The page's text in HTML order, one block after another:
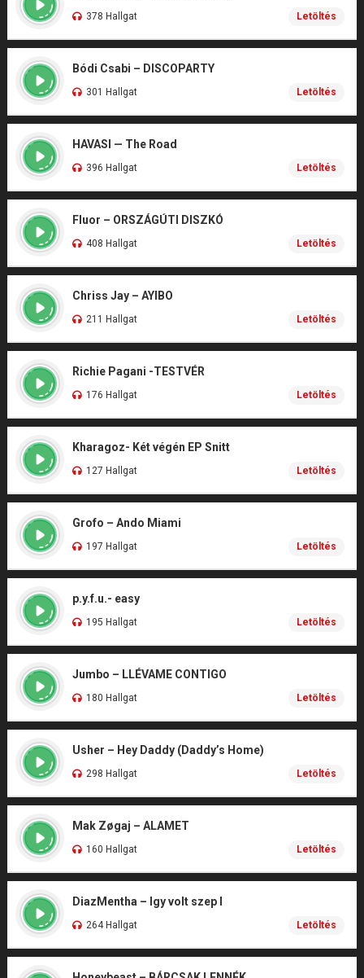
378 Hallgat Letöltés
Bódi Csabi – DISCOPARTY
301 Hallgat Letöltés
HAVASI — The Road
396 Hallgat Letöltés
Fluor – ORSZÁGÚTI DISZKÓ
408 Hallgat Letöltés
Chriss Jay – AYIBO
211 Hallgat Letöltés
Richie Pagani -TESTVÉR
176 Hallgat Letöltés
Kharagoz- Két végén EP Snitt
127 Hallgat Letöltés
Grofo – Ando Miami
197 Hallgat Letöltés
p.y.f.u.- easy
195 Hallgat Letöltés
Jumbo – LLÉVAME CONTIGO
180 Hallgat Letöltés
Usher – Hey Daddy (Daddy’s Home)
298 Hallgat Letöltés
Mak Zøgaj – ALAMET
160 Hallgat Letöltés
DiazMentha – Igy volt szep I
264 Hallgat Letöltés